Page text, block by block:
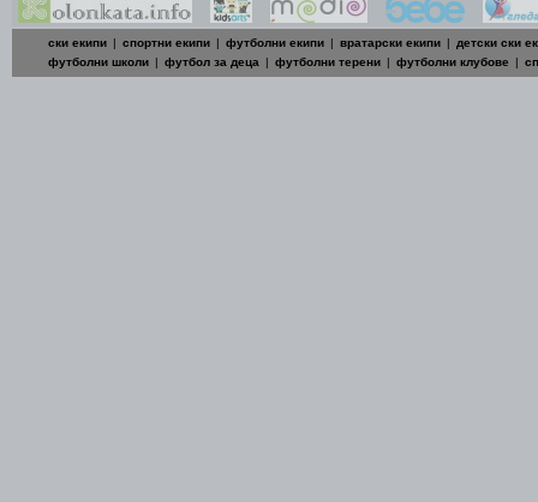
ски екипи | спортни екипи | футболни екипи | вратарски екипи |
детски ски
футболни школи | футбол за деца | футболни терени | футболни клубове |